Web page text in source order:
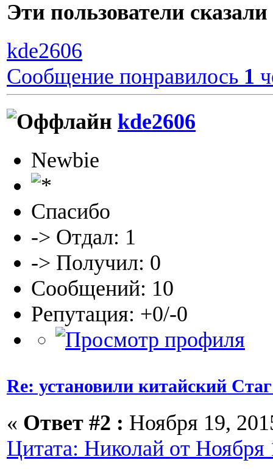
Эти пользователи
kde2606
Сообщение понравилось 1
kde2606
Newbie
Спасибо
-> Отдал: 1
-> Получил: 0
Сообщений: 10
Репутация: +0/-0
Re: установили китайский
« Ответ #2 : Ноября 19,
Цитата: Николай от Ноября